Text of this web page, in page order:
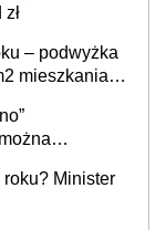
– podwyżka
mieszkania,
wyjściemMinister